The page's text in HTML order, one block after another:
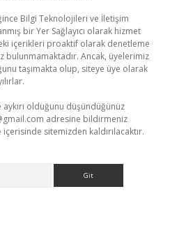
Bilgi Teknolojileri ve İletişim
bir Yer Sağlayıcı olarak hizmet
içerikleri proaktif olarak denetleme
bulunmamaktadır. Ancak, üyelerimiz
taşımakta olup, siteye üye olarak
olduğunu düşündüğünüz
adresine bildirmeniz
sitemizden kaldırılacaktır.